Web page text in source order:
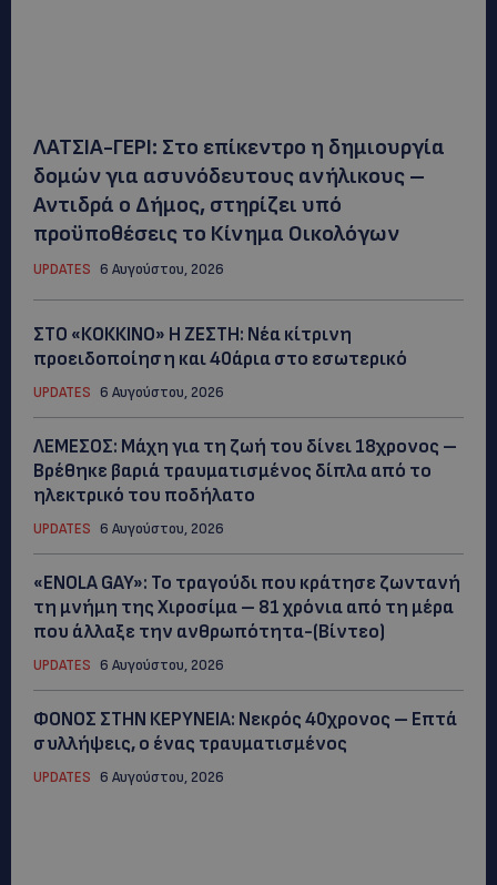
ΛΑΤΣΙΑ-ΓΕΡΙ: Στο επίκεντρο η δημιουργία
δομών για ασυνόδευτους ανήλικους –
Αντιδρά ο Δήμος, στηρίζει υπό
προϋποθέσεις το Κίνημα Οικολόγων
UPDATES 6 Αυγούστου, 2026
ΣΤΟ «ΚΟΚΚΙΝΟ» Η ΖΕΣΤΗ: Νέα κίτρινη
προειδοποίηση και 40άρια στο εσωτερικό
UPDATES 6 Αυγούστου, 2026
ΛΕΜΕΣΟΣ: Μάχη για τη ζωή του δίνει 18χρονος –
Βρέθηκε βαριά τραυματισμένος δίπλα από το
ηλεκτρικό του ποδήλατο
UPDATES 6 Αυγούστου, 2026
«ENOLA GAY»: Το τραγούδι που κράτησε ζωντανή
τη μνήμη της Χιροσίμα – 81 χρόνια από τη μέρα
που άλλαξε την ανθρωπότητα-(Bίντεο)
UPDATES 6 Αυγούστου, 2026
ΦΟΝΟΣ ΣΤΗΝ ΚΕΡΥΝΕΙΑ: Νεκρός 40χρονος – Επτά
συλλήψεις, ο ένας τραυματισμένος
UPDATES 6 Αυγούστου, 2026